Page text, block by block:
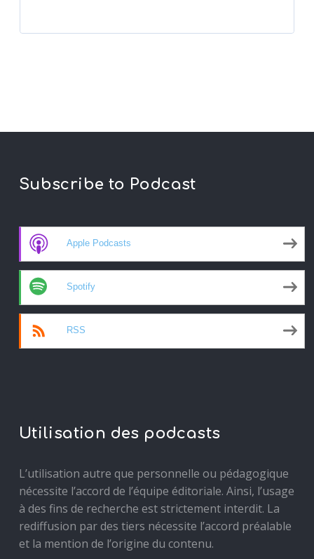
Subscribe to Podcast
Apple Podcasts
Spotify
RSS
Utilisation des podcasts
L’utilisation autre que personnelle ou pédagogique
nécessite l’accord de l’équipe éditoriale. Ainsi, l’usage
à des fins de recherche est strictement interdit. La
rediffusion par des tiers nécessite l’accord préalable
et la mention de l’origine du contenu.